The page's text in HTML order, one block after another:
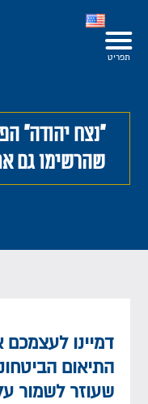
"נצח יהודה"
שהרשימו גם
דמיינו
התיאום
שעוזר לשמור